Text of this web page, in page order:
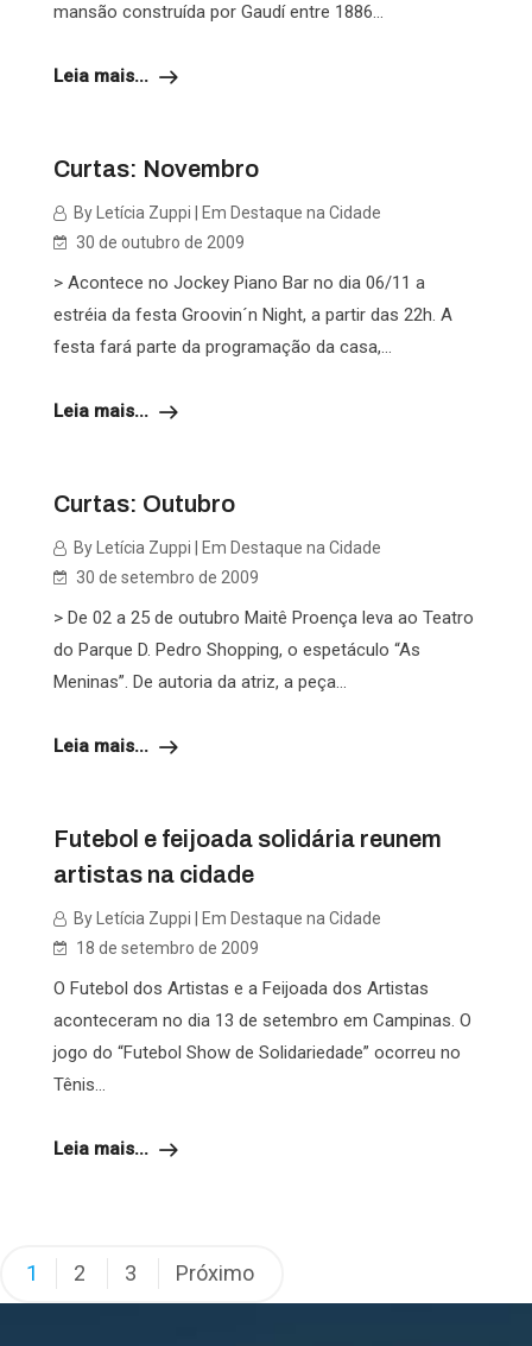
mansão construída por Gaudí entre 1886...
Leia mais...
Curtas: Novembro
By Letícia Zuppi | Em Destaque na Cidade
30 de outubro de 2009
> Acontece no Jockey Piano Bar no dia 06/11 a
estréia da festa Groovin´n Night, a partir das 22h. A
festa fará parte da programação da casa,...
Leia mais...
Curtas: Outubro
By Letícia Zuppi | Em Destaque na Cidade
30 de setembro de 2009
> De 02 a 25 de outubro Maitê Proença leva ao Teatro
do Parque D. Pedro Shopping, o espetáculo “As
Meninas”. De autoria da atriz, a peça...
Leia mais...
Futebol e feijoada solidária reunem
artistas na cidade
By Letícia Zuppi | Em Destaque na Cidade
18 de setembro de 2009
O Futebol dos Artistas e a Feijoada dos Artistas
aconteceram no dia 13 de setembro em Campinas. O
jogo do “Futebol Show de Solidariedade” ocorreu no
Tênis...
Leia mais...
Paginação
de
1 2 3 Próximo